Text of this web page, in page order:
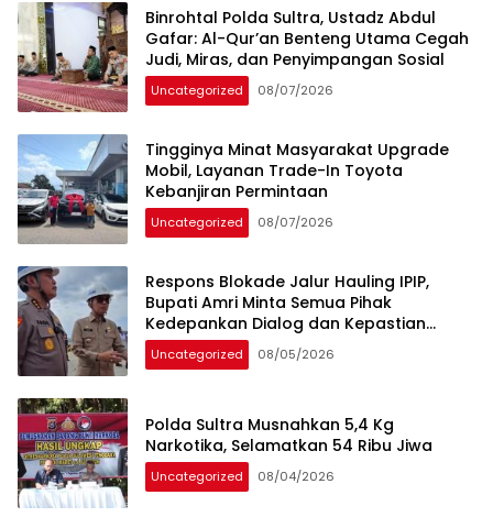
Binrohtal Polda Sultra, Ustadz Abdul
Gafar: Al-Qur’an Benteng Utama Cegah
Judi, Miras, dan Penyimpangan Sosial
Uncategorized 08/07/2026
Tingginya Minat Masyarakat Upgrade
Mobil, Layanan Trade-In Toyota
Kebanjiran Permintaan
Uncategorized 08/07/2026
Respons Blokade Jalur Hauling IPIP,
Bupati Amri Minta Semua Pihak
Kedepankan Dialog dan Kepastian
Hukum
Uncategorized 08/05/2026
Polda Sultra Musnahkan 5,4 Kg
Narkotika, Selamatkan 54 Ribu Jiwa
Uncategorized 08/04/2026